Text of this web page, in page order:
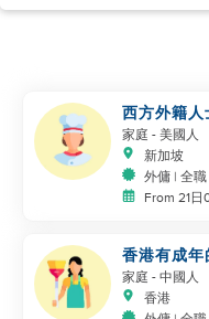
西方外籍人
需要廚師/管
家庭 - 美國人
新加坡
外傭 | 全職
From 21
香港有成年
家庭 - 中國人
香港